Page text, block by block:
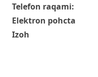
Telefon raqami:
Elektron pohcta
Izoh